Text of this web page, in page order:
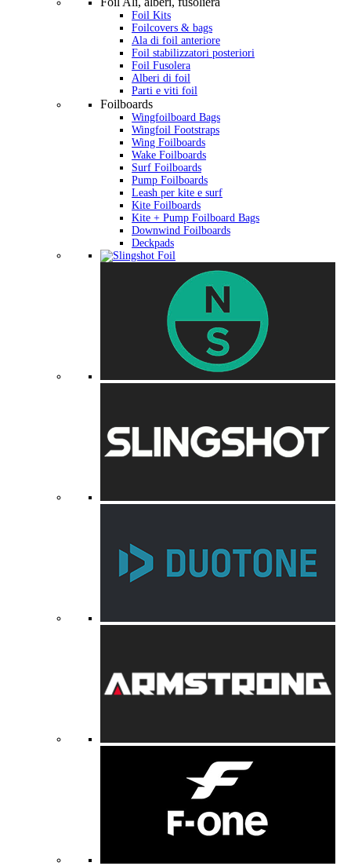
Foil Kits
Foilcovers & bags
Ala di foil anteriore
Foil stabilizzatori posteriori
Foil Fusolera
Alberi di foil
Parti e viti foil
Foilboards
Wingfoilboard Bags
Wingfoil Footstraps
Wing Foilboards
Wake Foilboards
Surf Foilboards
Pump Foilboards
Leash per kite e surf
Kite Foilboards
Kite + Pump Foilboard Bags
Downwind Foilboards
Deckpads